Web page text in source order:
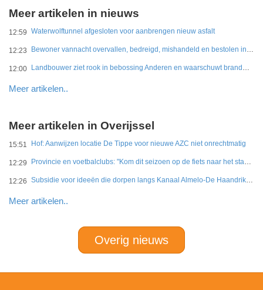
Meer artikelen in nieuws
12:59 Waterwolftunnel afgesloten voor aanbrengen nieuw asfalt
12:23 Bewoner vannacht overvallen, bedreigd, mishandeld en bestolen in Leidschendam
12:00 Landbouwer ziet rook in bebossing Anderen en waarschuwt brandweer
Meer artikelen..
Meer artikelen in Overijssel
15:51 Hof: Aanwijzen locatie De Tippe voor nieuwe AZC niet onrechtmatig
12:29 Provincie en voetbalclubs: "Kom dit seizoen op de fiets naar het stadion"
12:26 Subsidie voor ideeën die dorpen langs Kanaal Almelo-De Haandrik sterker maken
Meer artikelen..
Overig nieuws